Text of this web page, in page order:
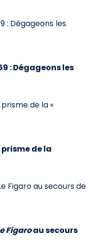
: Dégageons les
de la
Figaroau secours